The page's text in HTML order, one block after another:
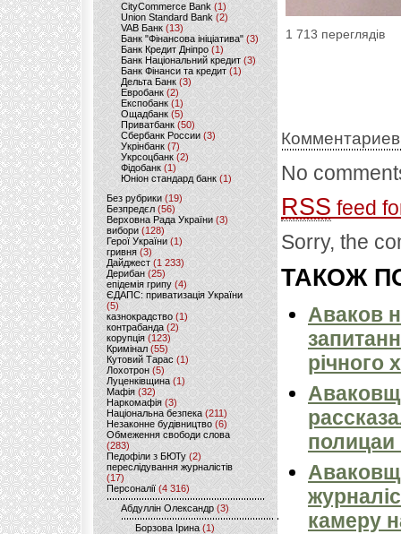
CityCommerce Bank (1)
Union Standard Bank (2)
VAB Банк (13)
Банк "Фінансова ініціатива" (3)
Банк Кредит Дніпро (1)
Банк Національний кредит (3)
Банк Фінанси та кредит (1)
Дельта Банк (3)
Евробанк(2)
Експобанк (1)
Ощадбанк(5)
Приватбанк (50)
Сбербанк России (3)
Укрінбанк(7)
Укрсоцбанк (2)
Фідобанк (1)
Юніон стандард банк(1)
Без рубрики (19)
Безпредєл(56)
Верховна Рада України (3)
вибори(128)
Герої України(1)
гривня (3)
Дайджест (1 233)
Дерибан (25)
епідемія грипу (4)
ЄДАПС: приватизація України
(5)
казнокрадство (1)
контрабанда (2)
корупція (123)
Кримінал (55)
Кутовий Тарас (1)
Лохотрон(5)
Луценківщина (1)
Мафія (32)
Наркомафія (3)
Національна безпека (211)
Незаконне будівництво(6)
Обмеження свободи слова
(283)
Педофіли з БЮТу (2)
переслідування журналістів
(17)
Персоналії (4 316)
Абдуллін Олександр (3)
Борзова Ірина(1)
1 713 переглядів
No
RSS feed
Sorry, the
ТАКОЖ
Аваков
річного
полицаи
камеру